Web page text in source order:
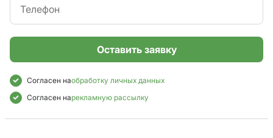
Оставить заявку
Согласен наобработку личных данных
Согласен нарекламную рассылку